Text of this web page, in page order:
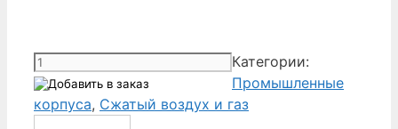
Количество
товара
Donaldson
Категории:
Промышленные
корпуса, Сжатый воздух и газ